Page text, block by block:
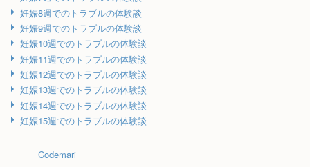
妊娠8週でのトラブルの体験談
妊娠9週でのトラブルの体験談
妊娠10週でのトラブルの体験談
妊娠11週でのトラブルの体験談
妊娠12週でのトラブルの体験談
妊娠13週でのトラブルの体験談
妊娠14週でのトラブルの体験談
妊娠15週でのトラブルの体験談
Codemari